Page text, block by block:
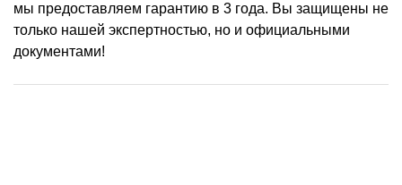
мы предоставляем гарантию в 3 года. Вы защищены не
только нашей экспертностью, но и официальными
документами!